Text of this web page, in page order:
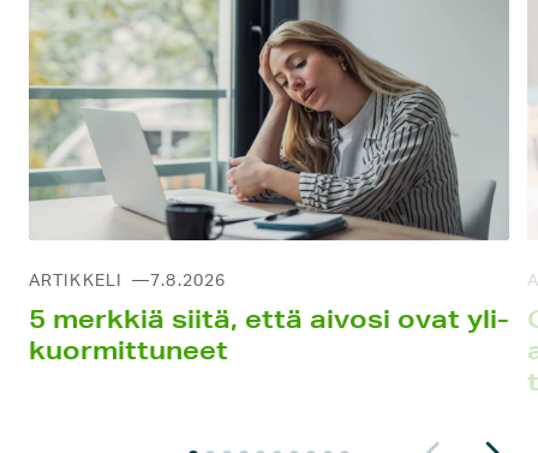
ARTIKKELI 7.8.2026
5 merkkiä siitä, että aivosi ovat yli­
kuormittu­neet